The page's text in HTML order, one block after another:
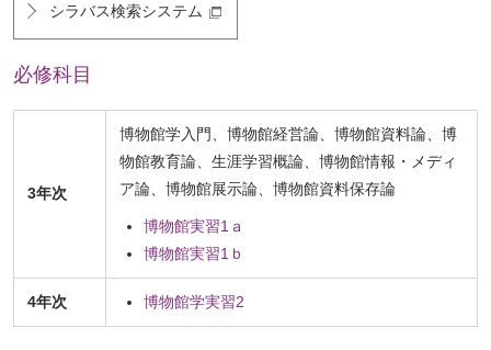
シラバス検索システム
必修科目
3年次
博物館学入門、博物館経営論、博物館資料論、博
物館教育論、生涯学習概論、博物館情報・メディ
ア論、博物館展示論、博物館資料保存論
博物館実習1ａ
博物館実習1ｂ
4年次 博物館学実習2